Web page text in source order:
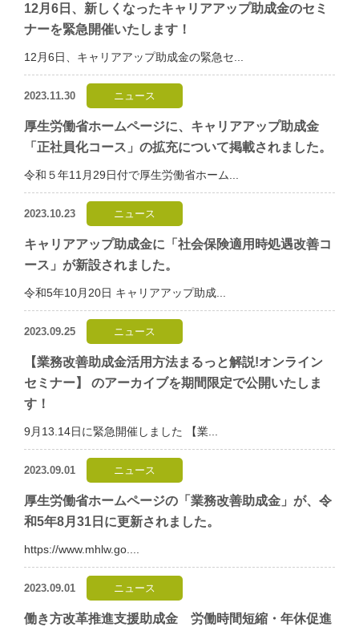
12月6日、新しくなったキャリアアップ助成金のセミ
ナーを緊急開催いたします！
12月6日、キャリアアップ助成金の緊急セ...
2023.11.30 ニュース
厚生労働省ホームページに、キャリアアップ助成金
「正社員化コース」の拡充について掲載されました。
令和５年11月29日付で厚生労働省ホーム...
2023.10.23 ニュース
キャリアアップ助成金に「社会保険適用時処遇改善コ
ース」が新設されました。
令和5年10月20日 キャリアアップ助成...
2023.09.25 ニュース
【業務改善助成金活用方法まるっと解説!オンライン
セミナー】 のアーカイブを期間限定で公開いたしま
す！
9月13.14日に緊急開催しました 【業...
2023.09.01 ニュース
厚生労働省ホームページの「業務改善助成金」が、令
和5年8月31日に更新されました。
https://www.mhlw.go....
2023.09.01 ニュース
働き方改革推進支援助成金 労働時間短縮・年休促進